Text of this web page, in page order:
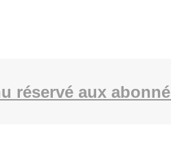
réservé aux